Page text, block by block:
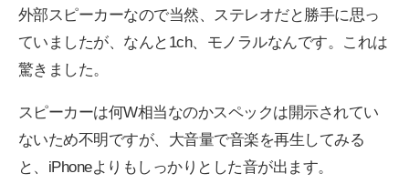
外部スピーカーなので当然、ステレオだと勝手に思っ
ていましたが、なんと1ch、モノラルなんです。これは
驚きました。
スピーカーは何W相当なのかスペックは開示されてい
ないため不明ですが、大音量で音楽を再生してみる
と、iPhoneよりもしっかりとした音が出ます。